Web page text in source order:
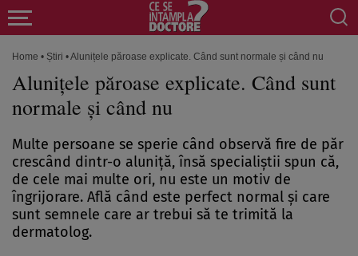
Home • Știri •Alunițele păroase explicate. Când sunt normale și când nu
Alunițele păroase explicate. Când sunt
normale și când nu
Multe persoane se sperie când observă fire de păr
crescând dintr-o aluniță, însă specialiștii spun că,
de cele mai multe ori, nu este un motiv de
îngrijorare. Află când este perfect normal și care
sunt semnele care ar trebui să te trimită la
dermatolog.